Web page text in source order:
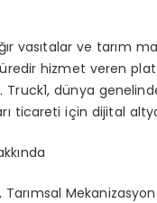
r vasıtalar ve tarım
üredir hizmet veren
. Truck1, dünya
ı ticareti için dijital
Tarımsal